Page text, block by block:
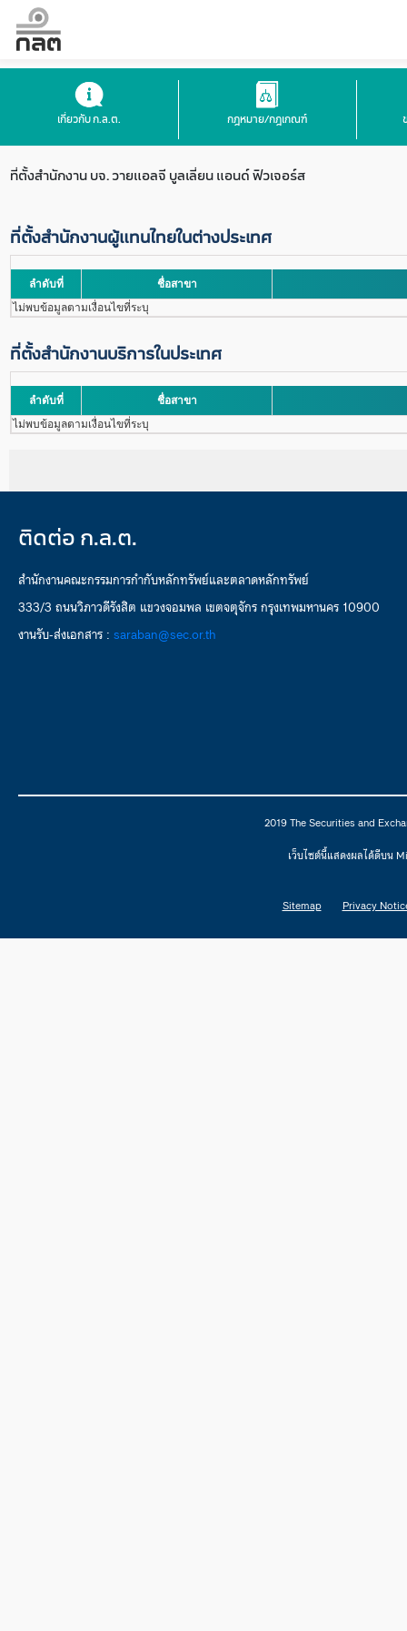
เกี่ยวกับ ก.ล.ต. กฎหมาย/กฎเกณฑ์
ที่ตั้งสำนักงานบจ. วายแอลจี บูลเลี่ยน แอนด์ ฟิวเจอร์ส
ที่ตั้งสำนักงานผู้แทนไทยในต่างประเทศ
ลำดับที่
ชื่อสาขา
ไม่พบข้อมูลตามเงื่อนไขที่ระบุ
ที่ตั้งสำนักงานบริการในประเทศ
ลำดับที่
ชื่อสาขา
ไม่พบข้อมูลตามเงื่อนไขที่ระบุ
ติดต่อ ก.ล.ต.
สำนักงานคณะกรรมการกำกับหลักทรัพย์และตลาดหลักทรัพย์
333/3 ถนนวิภาวดีรังสิต แขวงจอมพล เขตจตุจักร กรุงเทพมหานคร 10900
งานรับ-ส่งเอกสาร : saraban@sec.or.th
2019 The Securities and
เว็บไซต์นี้แสดงผลได้ดีบน
Sitemap Privacy